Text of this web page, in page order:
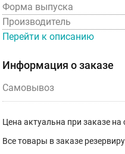
Форма выпуска
Производитель
Перейти к описанию
Информация о заказе
Самовывоз
Цена актуальна при заказе на
Все товары в заказе